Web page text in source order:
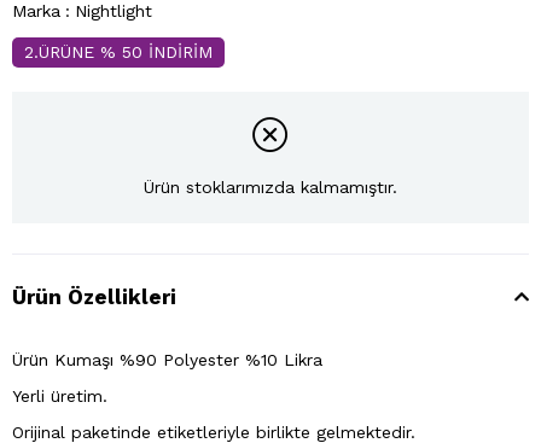
Marka : Nightlight
2.ÜRÜNE % 50 İNDİRİM
Ürün stoklarımızda kalmamıştır.
Ürün Özellikleri
Ürün Kumaşı %90 Polyester %10 Likra
Yerli üretim.
Orijinal paketinde etiketleriyle birlikte gelmektedir.